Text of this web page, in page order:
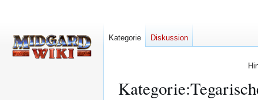
Kategorie:
Kategorie Diskussion